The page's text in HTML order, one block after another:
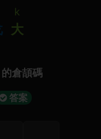
k
大
倉頡碼
答案